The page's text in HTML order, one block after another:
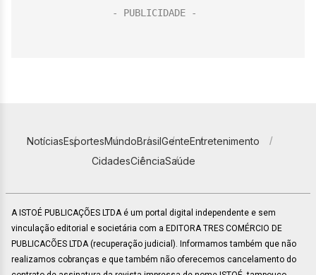
NotíciasEsportesMundoBrasilGenteEntretenimento
CidadesCiênciaSaúde
A ISTOÉ PUBLICAÇÕES LTDA é um portal digital independente e sem
vinculação editorial e societária com a EDITORA TRES COMÉRCIO DE
PUBLICACÕES LTDA (recuperação judicial). Informamos também que não
realizamos cobranças e que também não oferecemos cancelamento do